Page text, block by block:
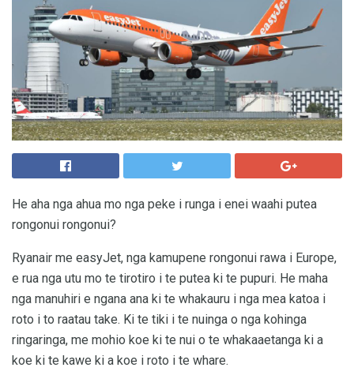
He aha nga ahua mo nga peke i runga i enei waahi putea
rongonui rongonui?
Ryanair me easyJet, nga kamupene rongonui rawa i Europe,
e rua nga utu mo te tirotiro i te putea ki te pupuri. He maha
nga manuhiri e ngana ana ki te whakauru i nga mea katoa i
roto i to raatau take. Ki te tiki i te nuinga o nga kohinga
ringaringa, me mohio koe ki te nui o te whakaaetanga ki a
koe ki te kawe ki a koe i roto i te whare.